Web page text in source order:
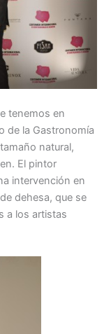
tenemos en
de la Gastronomía
natural,
El pintor
intervención en
dehesa, que se
a los artistas